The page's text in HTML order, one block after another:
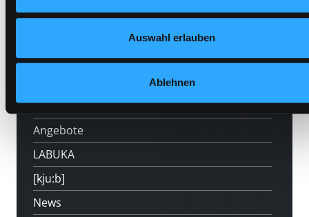
Auswahl erlauben
Ablehnen
Hotline (Mo-Fr 9 bis 17 Uhr): 0316 872-
Mitgliedschaft
Angebote
LABUKA
[kju:b]
News